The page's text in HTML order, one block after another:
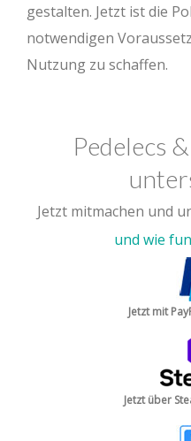
gestalten. Jetzt ist die
notwendigen
Nutzung zu schaffen.
Pedelecs
Jetzt mitmachen und
und wie
Jetzt mit
Jetzt über